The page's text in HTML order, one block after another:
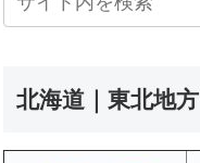
北海道｜東北地方